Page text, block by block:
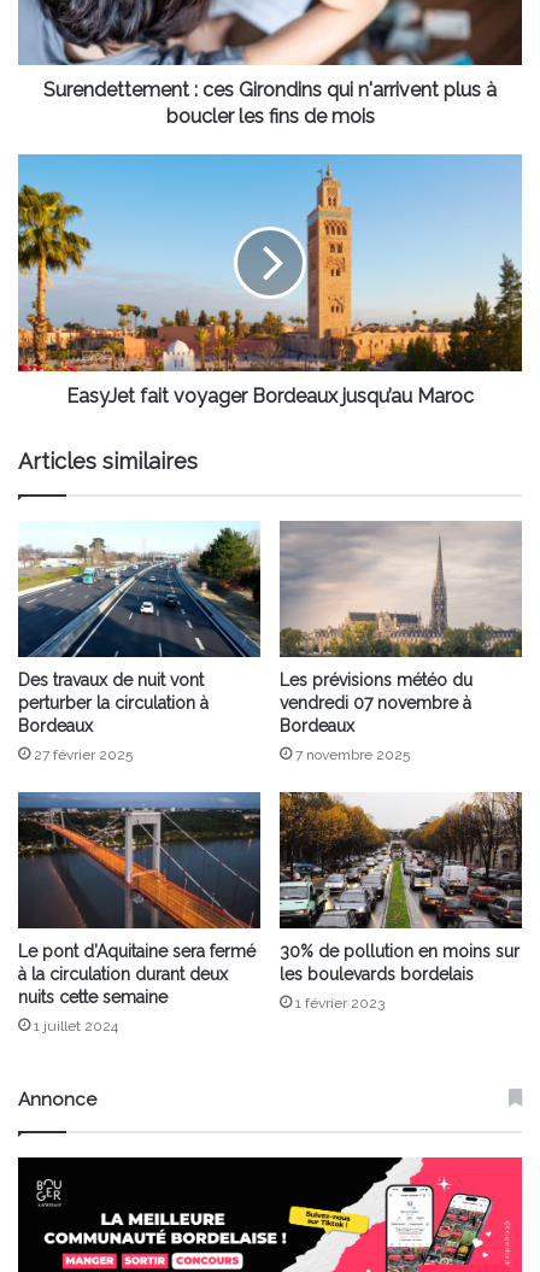
plus
boucler
Surendettement : ces Girondins qui n'arrivent plus à
boucler les fins de mois
fait
voyager
Bordeaux
jusqu’au
Maroc
EasyJet fait voyager Bordeaux jusqu’au Maroc
Articles similaires
Des travaux de nuit vont
perturber la circulation à
Bordeaux
27 février 2025
Les prévisions météo du
vendredi 07 novembre à
Bordeaux
7 novembre 2025
Le pont d’Aquitaine sera fermé
à la circulation durant deux
nuits cette semaine
1 juillet 2024
30% de pollution en moins sur
les boulevards bordelais
1 février 2023
Annonce